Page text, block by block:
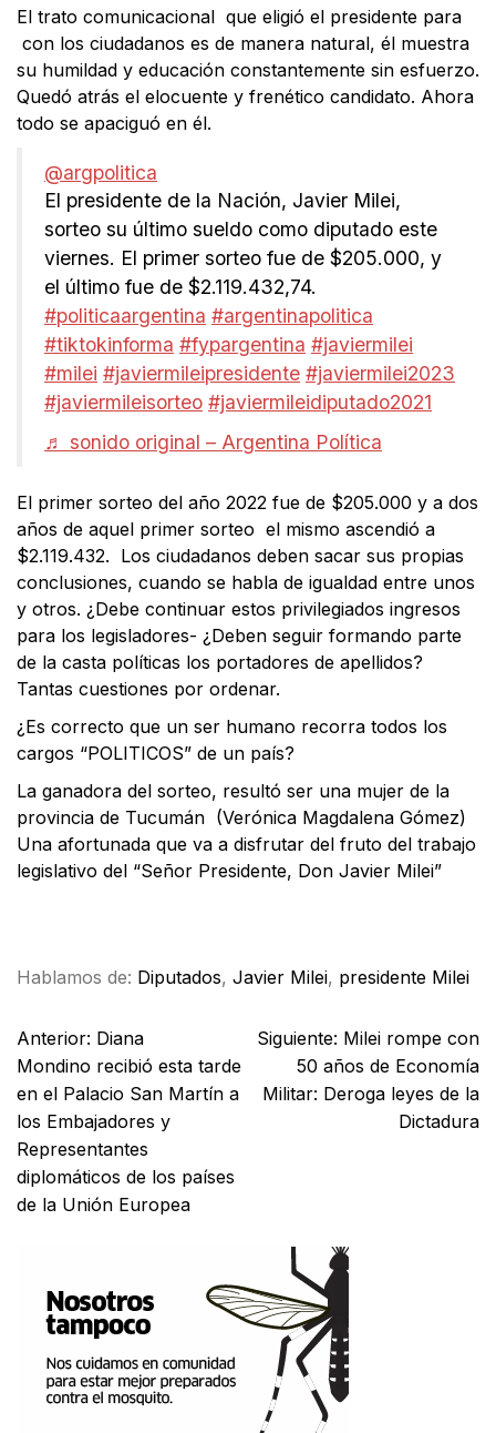
El trato comunicacional que eligió el presidente para
con los ciudadanos es de manera natural, él muestra
su humildad y educación constantemente sin esfuerzo.
Quedó atrás el elocuente y frenético candidato. Ahora
todo se apaciguó en él.
@argpolitica
El presidente de la Nación, Javier Milei,
sorteo su último sueldo como diputado este
viernes. El primer sorteo fue de $205.000, y
el último fue de $2.119.432,74.
#politicaargentina #argentinapolitica
#tiktokinforma #fypargentina #javiermilei
#milei #javiermileipresidente #javiermilei2023
#javiermileisorteo #javiermileidiputado2021
♬ sonido original – Argentina Política
El primer sorteo del año 2022 fue de $205.000 y a dos
años de aquel primer sorteo el mismo ascendió a
$2.119.432. Los ciudadanos deben sacar sus propias
conclusiones, cuando se habla de igualdad entre unos
y otros. ¿Debe continuar estos privilegiados ingresos
para los legisladores- ¿Deben seguir formando parte
de la casta políticas los portadores de apellidos?
Tantas cuestiones por ordenar.
¿Es correcto que un ser humano recorra todos los
cargos “POLITICOS” de un país?
La ganadora del sorteo, resultó ser una mujer de la
provincia de Tucumán (Verónica Magdalena Gómez)
Una afortunada que va a disfrutar del fruto del trabajo
legislativo del “Señor Presidente, Don Javier Milei”
Hablamos de: Diputados, Javier Milei, presidente Milei
Anterior: Diana
Mondino recibió esta tarde
en el Palacio San Martín a
los Embajadores y
Representantes
diplomáticos de los países
de la Unión Europea
Siguiente: Milei rompe con
50 años de Economía
Militar: Deroga leyes de la
Dictadura